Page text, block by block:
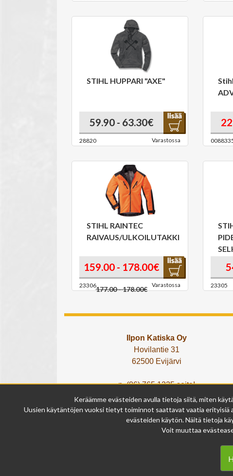
STIHL HUPPARI "AXE"
59.90 - 63.30€
28820 Varastossa
STIHL RAINTEC
RAIVAUS/ULKOILUTAKKI
159.00 - 178.00€
177.00 - 178.00€
23306 Varastossa 23305
Ilpon Katiska Oy
Hovilantie 31
62500 Evijärvi
p. (06) 765 1225 soita!
tai lähetä What's App viesti!
info@ilponkatiska.fi
y-tunnus: 2404114-9
Keräämme evästeiden avulla tietoja siitä, miten
Uusien käytäntöjen vuoksi tietyt toiminnot saattavat vaatia erityisiä
evästeiden käytön. Näitä tietoja
Voit muuttaa